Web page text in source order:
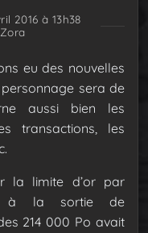
2016 à 13h38
eu des nouvelles
sera de
aussi bien les
transactions, les
la limite d’or par
à la sortie de
214 000 Po avait